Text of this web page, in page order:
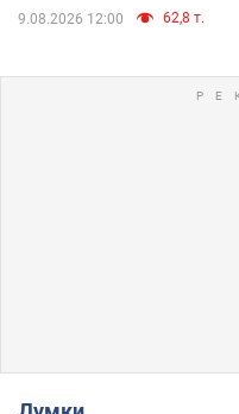
9.08.2026 12:00 62,8 т.